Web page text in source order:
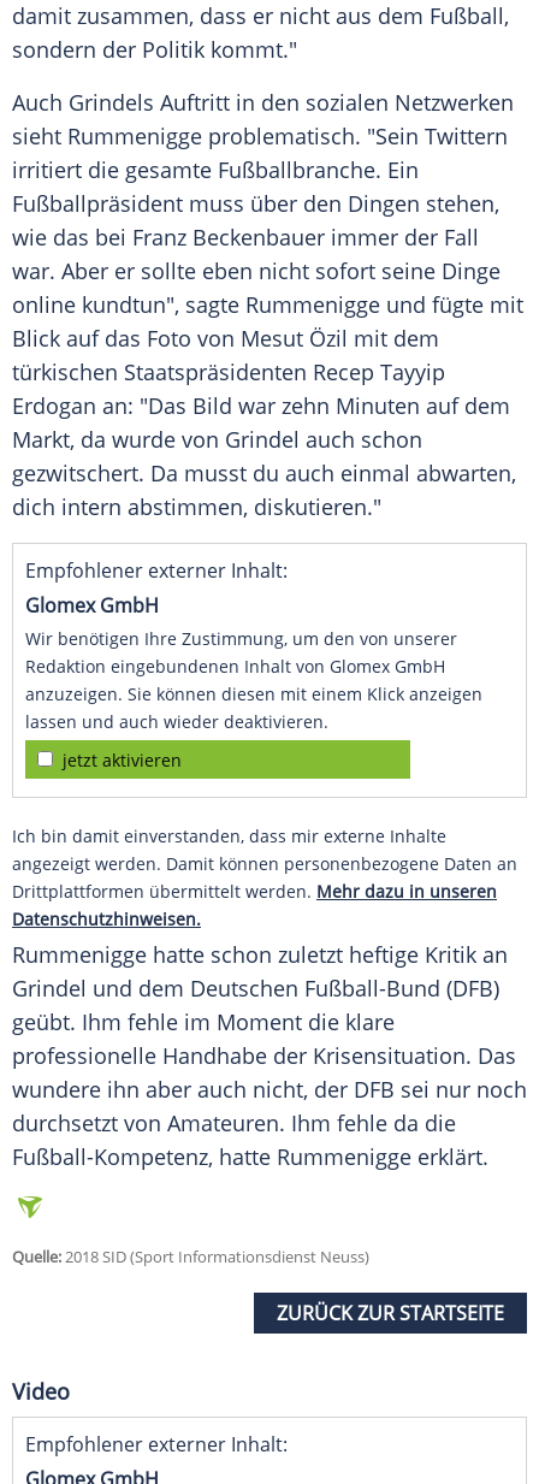
damit zusammen, dass er nicht aus dem Fußball,
sondern der Politik kommt."
Auch Grindels Auftritt in den sozialen Netzwerken
sieht Rummenigge problematisch. "Sein Twittern
irritiert die gesamte Fußballbranche. Ein
Fußballpräsident muss über den Dingen stehen,
wie das bei Franz Beckenbauer immer der Fall
war. Aber er sollte eben nicht sofort seine Dinge
online kundtun", sagte Rummenigge und fügte mit
Blick auf das Foto von Mesut Özil mit dem
türkischen Staatspräsidenten Recep Tayyip
Erdogan an: "Das Bild war zehn Minuten auf dem
Markt, da wurde von Grindel auch schon
gezwitschert. Da musst du auch einmal abwarten,
dich intern abstimmen, diskutieren."
Empfohlener externer Inhalt:
Glomex GmbH
Wir benötigen Ihre Zustimmung, um den von unserer
Redaktion eingebundenen Inhalt von Glomex GmbH
anzuzeigen. Sie können diesen mit einem Klick anzeigen
lassen und auch wieder deaktivieren.
jetzt aktivieren
Ich bin damit einverstanden, dass mir externe Inhalte
angezeigt werden. Damit können personenbezogene Daten an
Drittplattformen übermittelt werden. Mehr dazu in unseren
Datenschutzhinweisen.
Rummenigge hatte schon zuletzt heftige Kritik an
Grindel und dem Deutschen Fußball-Bund (DFB)
geübt. Ihm fehle im Moment die klare
professionelle Handhabe der Krisensituation. Das
wundere ihn aber auch nicht, der DFB sei nur noch
durchsetzt von Amateuren. Ihm fehle da die
Fußball-Kompetenz, hatte Rummenigge erklärt.
Quelle:2018 SID (Sport Informationsdienst Neuss)
ZURÜCK ZUR STARTSEITE
Video
Empfohlener externer Inhalt: